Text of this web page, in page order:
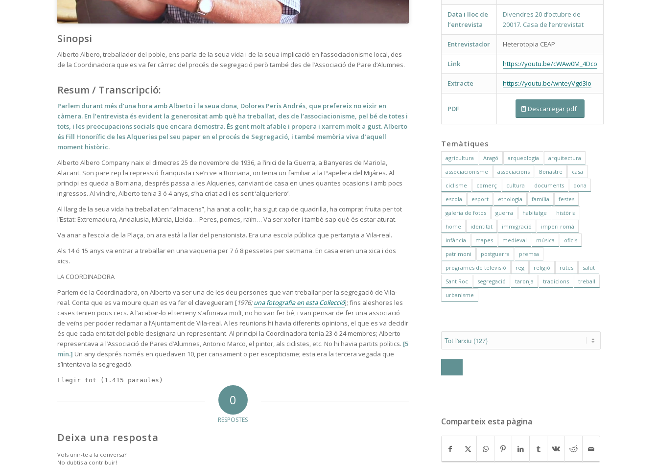
Sinopsi
Alberto Albero, treballador del poble, ens parla de la seua vida i de la seua implicació en l’associacionisme local, des
de la Coordinadora que es va fer càrrec del procés de segregació però també des de l’Associació de Pare d’Alumnes.
Resum / Transcripció:
Parlem durant més d’una hora amb Alberto i la seua dona, Dolores Peris Andrés, que prefereix no eixir en
càmera. En l’entrevista és evident la generositat amb què ha treballat, des de l’associacionisme, pel bé de totes i
tots, i les preocupacions socials que encara demostra. És gent molt afable i propera i xarrem molt a gust. Alberto
és Fill Honorífic de les Alqueries pel seu paper en el procés de Segregació, i també memòria viva d’aquell
moment històric.
Alberto Albero Company naix el dimecres 25 de novembre de 1936, a l’inici de la Guerra, a Banyeres de Mariola,
Alacant. Son pare rep la repressió franquista i se’n ve a Borriana, on tenia un familiar a la Papelera del Mijáres. Al
principi es queda a Borriana, després passa a les Alqueries, canviant de casa en unes quantes ocasions i amb pocs
ingressos. Al vindre, Alberto tenia 3 ó 4 anys, s’ha criat ací i es sent ‘alqueriero’.
Al llarg de la seua vida ha treballat en “almacens”, ha anat a collir, ha sigut cap de quadrilla, ha comprat fruita per tot
l’Estat: Extremadura, Andalusia, Múrcia, Lleida… Peres, pomes, raïm… Va ser xofer i també sap què és estar aturat.
Va anar a l’escola de la Plaça, on ara està la llar del pensionista. Era una escola pública que pertanyia a Vila-real.
Als 14 ó 15 anys va entrar a treballar en una vaqueria per 7 ó 8 pessetes per setmana. En casa eren una xica i dos
xics.
LA COORDINADORA
Parlem de la Coordinadora, on Alberto va ser una de les deu persones que van treballar per la segregació de Vila-
real. Conta que es va moure quan es va fer el clavegueram [1976;una fotografia en esta Col·lecció]; fins aleshores les
cases tenien pous cecs. A l’acabar-lo el terreny s’afonava molt, no ho van fer bé, i van pensar de fer una associació
de veïns per poder reclamar a l’Ajuntament de Vila-real. A les reunions hi havia diferents opinions, el que es va decidir
és que cada entitat del poble designara un representant. Al principi la Coordinadora tenia 23 ó 24 membres; Alberto
representava a l’Associació de Pares d’Alumnes, Antonio Marco, el pintor, als ciclistes, etc. No hi havia partits polítics. [5
min.] Un any després només en quedaven 10, per cansament o per escepticisme; esta era la tercera vegada que
s’intentava la segregació.
Llegir tot (1.415 paraules)
0
RESPOSTES
Deixa una resposta
Vols unir-te a la conversa?
No dubtis a contribuir!
Data i lloc de
l’entrevista
Divendres 20 d’octubre de
20017. Casa de l’entrevistat
Entrevistador Heterotopia CEAP
Link https://youtu.be/cWAw0M_4Dco
Extracte https://youtu.be/wnteyVgd3lo
PDF Descarregar pdf
Temàtiques
agricultura Aragó arqueologia
arquitectura
associacionisme
associacions Bonastre
casa
ciclisme
comerç cultura documents
dona
escola
esport etnologia família
festes
galeria de fotos
guerra habitatge
història
home
identitat immigració
imperi romà
infància
mapes medieval música
oficis
patrimoni
postguerra
premsa
programes de televisió
reg religió rutes
salut
Sant Roc
segregació taronja tradicions
treball
urbanisme
Comparteix esta pàgina